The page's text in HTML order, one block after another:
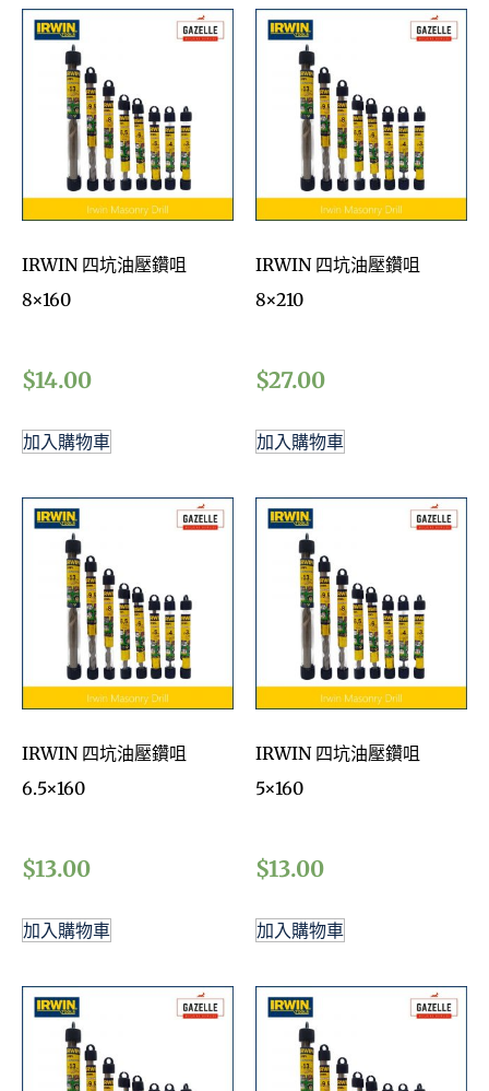
IRWIN 四坑油壓鑽咀
8×160
$14.00
加入購物車
IRWIN 四坑油壓鑽咀
8×210
$27.00
加入購物車
IRWIN 四坑油壓鑽咀
6.5×160
$13.00
加入購物車
IRWIN 四坑油壓鑽咀
5×160
$13.00
加入購物車